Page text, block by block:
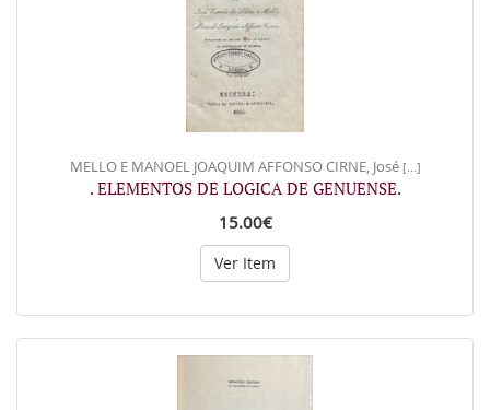
MELLO E MANOEL JOAQUIM AFFONSO CIRNE, José [...]
. ELEMENTOS DE LOGICA DE GENUENSE.
15.00€
Ver Item